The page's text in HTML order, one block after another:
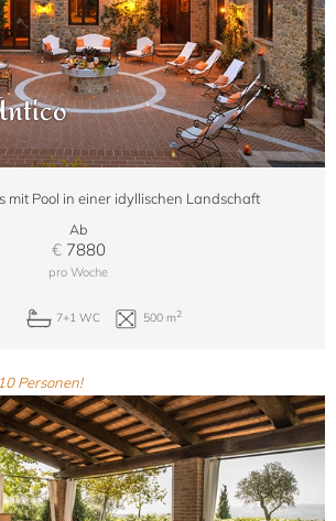
mit Pool in einer idyllischen Landschaft
Ab
€7880
pro Woche
Personen!